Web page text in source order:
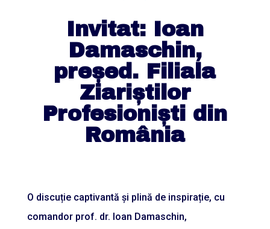
Invitat: Ioan
Damaschin,
președ. Filiala
Ziariștilor
Profesioniști din
România
O discuție captivantă și plină de inspirație, cu
comandor prof. dr. Ioan Damaschin,